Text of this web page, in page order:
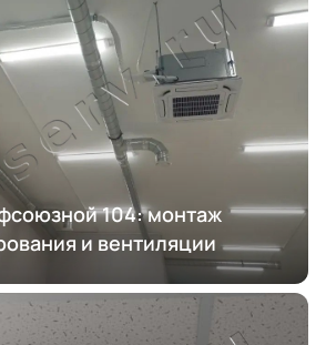
104: монтаж
и вентиляции